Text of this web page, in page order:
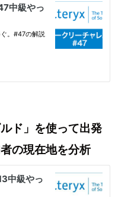
ド」を使って出発
の現在地を分析